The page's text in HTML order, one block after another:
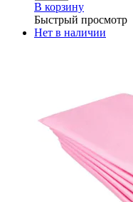
В корзину
Быстрый просмотр
Нет в наличии